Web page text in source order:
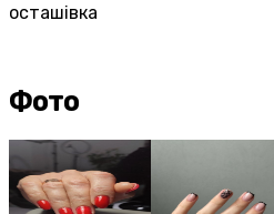
осташівка
Фото